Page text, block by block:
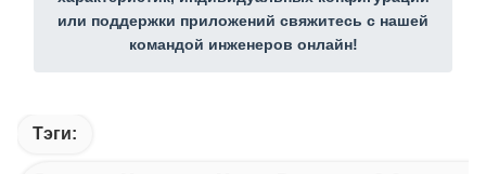
или поддержки приложений свяжитесь с нашей
командой инженеров онлайн!
Тэги: